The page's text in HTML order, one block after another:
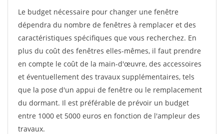
Le budget nécessaire pour changer une fenêtre
dépendra du nombre de fenêtres à remplacer et des
caractéristiques spécifiques que vous recherchez. En
plus du coût des fenêtres elles-mêmes, il faut prendre
en compte le coût de la main-d'œuvre, des accessoires
et éventuellement des travaux supplémentaires, tels
que la pose d'un appui de fenêtre ou le remplacement
du dormant. Il est préférable de prévoir un budget
entre 1000 et 5000 euros en fonction de l'ampleur des
travaux.